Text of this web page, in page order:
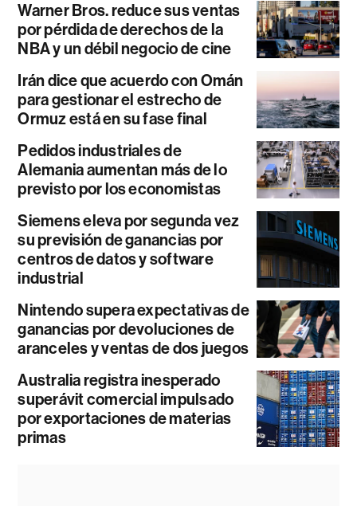
Warner Bros. reduce sus ventas
por pérdida de derechos de la
NBA y un débil negocio de cine
Irán dice que acuerdo con Omán
para gestionar el estrecho de
Ormuz está en su fase final
Pedidos industriales de
Alemania aumentan más de lo
previsto por los economistas
Siemens eleva por segunda vez
su previsión de ganancias por
centros de datos y software
industrial
Nintendo supera expectativas de
ganancias por devoluciones de
aranceles y ventas de dos juegos
Australia registra inesperado
superávit comercial impulsado
por exportaciones de materias
primas